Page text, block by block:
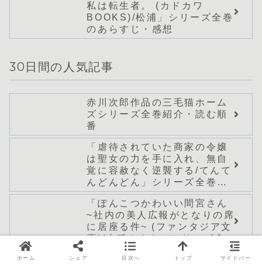
私は転生者。 (カドカワ
BOOKS)/松浦」シリーズ全巻
のあらすじ・感想
30日間の人気記事
赤川次郎作品の三毛猫ホーム
ズシリーズ全巻紹介・読む順
番
「虐待されていた商家の令嬢
は聖女の力を手に入れ、無自
覚に容赦なく逆襲する/てんて
んどんどん」シリーズ全巻の
あらすじ・感想
「ぽんこつかわいい間宮さん
~社内の美人広報がとなりの席
に居座る件~ (ファンタジア文
庫)/小狐ミナト」シリーズ全巻
のあらすじ・感想
「魔装学園H×H13(角川スニ
ホーム シェア 目次へ トップ サイドバー